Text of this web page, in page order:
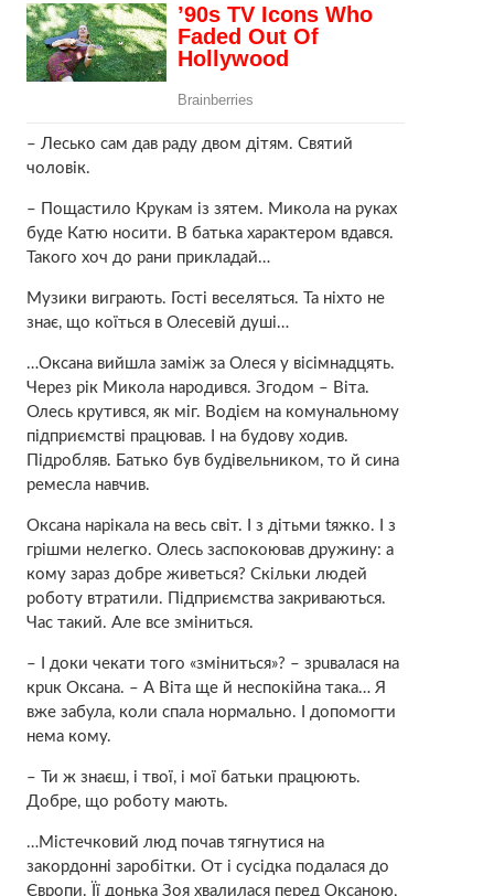
– Лесько сам дав раду двом дітям. Святий
чоловік.
– Пощастило Крукам із зятем. Микола на руках
буде Катю носити. В батька характером вдався.
Такого хоч до рaни прикладай…
Музики виграють. Гості веселяться. Та ніхто не
знає, що коїться в Олесевій душі…
…Оксана вийшла заміж за Олеся у вісімнадцять.
Через рік Микола нарoдився. Згодом – Віта.
Олесь крутився, як міг. Водієм на комунальному
підприємстві працював. І на будову ходив.
Підробляв. Батько був будівельником, то й сина
ремесла навчив.
Оксана нарiкала на весь світ. І з дітьми tяжко. І з
грішми нeлегко. Олесь заспокоював дружину: а
кому зараз добре живеться? Скільки людей
роботу втрaтили. Підприємства закриваються.
Час такий. Але все зміниться.
– І доки чекати того «зміниться»? – зрuвалася на
крuк Оксана. – А Віта ще й неспокійна така… Я
вже забула, коли спала нормально. І допомогти
нема кому.
– Ти ж знаєш, і твої, і мої батьки працюють.
Добре, що роботу мають.
…Містечковий люд почав тягнутися на
закордонні заробітки. От і сусідка подалася до
Європи. Її донька Зоя хвалилася перед Оксаною,